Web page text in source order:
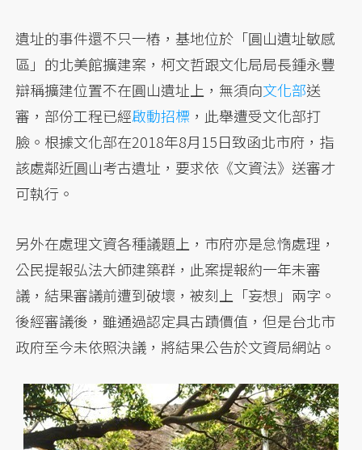
遺址的事件還不只一樁，基地位於「圓山遺址敏感
區」的北美館擴建案，柯文哲跟文化局局長鍾永豐
辯稱擴建位置不在圓山遺址上，無須向文化部送
審，部份工程已經啟動招標 ，此舉遭受文化部打
臉。根據文化部在2018年8月15日致函北市府，指
該處鄰近圓山考古遺址，要求依《文資法》送審才
可執行。
另外在處理文資各種議題上，市府亦是怠惰處理，
公民提報弘法大師建築群，此案提報約一年未審
議，結果審議前遭到破壞，被刻上「妄想」兩字。
後經審議後，雖通過認定具古蹟價值，但是台北市
政府至今未依照決議，將結果公告於文資局網站。